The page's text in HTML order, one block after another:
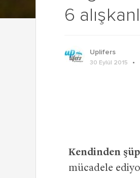
6
Uplifers
30 Eylül 2015
Kendinden
mücadele